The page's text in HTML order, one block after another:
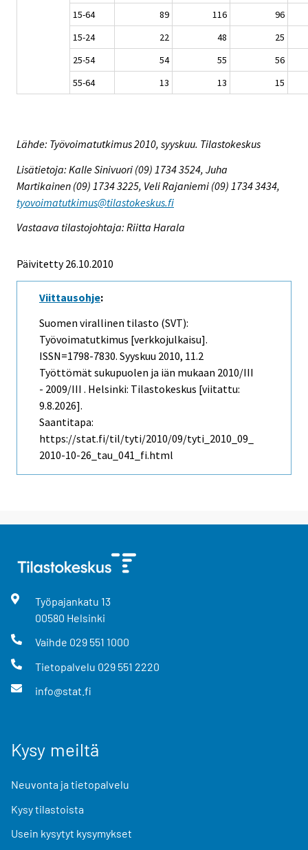
15-64
89 116
96
15-24
22 48
25
25-54
54 55
56
55-64
13 13 15
Lähde: Työvoimatutkimus 2010, syyskuu. Tilastokeskus
Lisätietoja: Kalle Sinivuori (09) 1734 3524, Juha
Martikainen (09) 1734 3225, Veli Rajaniemi (09) 1734 3434,
tyovoimatutkimus@tilastokeskus.fi
Vastaava tilastojohtaja: Riitta Harala
Päivitetty 26.10.2010
Viittausohje:
Suomen virallinen tilasto (SVT):
Työvoimatutkimus [verkkojulkaisu].
ISSN=1798-7830. Syyskuu 2010, 11.2
Työttömät sukupuolen ja iän mukaan 2010/III
- 2009/III . Helsinki: Tilastokeskus [viitattu:
9.8.2026].
Saantitapa:
https://stat.fi/til/tyti/2010/09/tyti_2010_09_
2010-10-26_tau_041_fi.html
Työpajankatu 13
00580 Helsinki
Vaihde 029 551 1000
Tietopalvelu 029 551 2220
info@stat.fi
Kysy meiltä
Neuvonta ja tietopalvelu
Kysy tilastoista
Usein kysytyt kysymykset